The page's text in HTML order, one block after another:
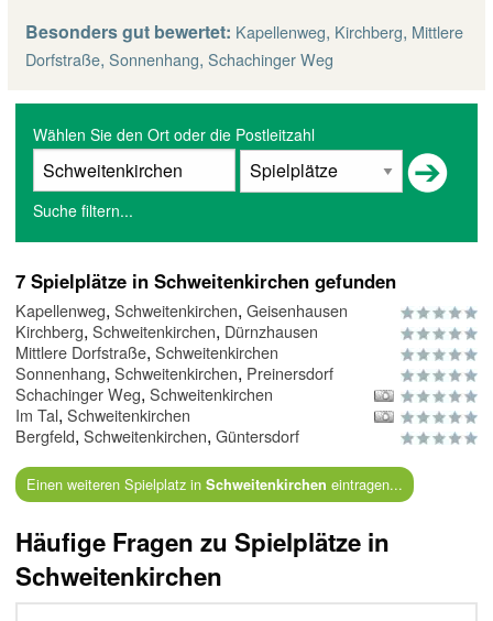
Besonders gut bewertet: Kapellenweg, Kirchberg, Mittlere
Dorfstraße, Sonnenhang, Schachinger Weg
Wählen Sie den Ort oder die Postleitzahl
Suche filtern...
7 Spielplätze in Schweitenkirchen gefunden
Kapellenweg, Schweitenkirchen, Geisenhausen
Kirchberg, Schweitenkirchen, Dürnzhausen
Mittlere Dorfstraße, Schweitenkirchen
Sonnenhang, Schweitenkirchen, Preinersdorf
Schachinger Weg, Schweitenkirchen
Im Tal, Schweitenkirchen
Bergfeld, Schweitenkirchen, Güntersdorf
Einen weiteren Spielplatz in Schweitenkirchen eintragen...
Häufige Fragen zu Spielplätze in
Schweitenkirchen